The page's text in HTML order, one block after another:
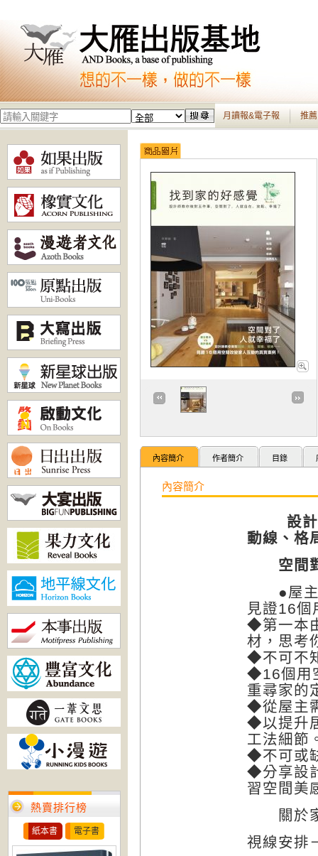
月讀報&電子報 推
熱賣排行榜
紙本書 電子書
內容簡介 作者簡介 目錄
內容簡介
設
動線、格
空間
●屋主
見證16個
◆第一本
材，思考
◆不可不
◆16個用
重尋家的
◆從屋主
◆以提升
工法細節
◆不可或
◆分享設
習空間美
關於家
視線安排